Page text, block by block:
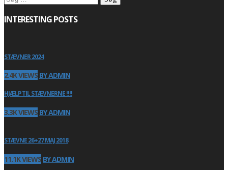
efter:
INTERESTING POSTS
STÆVNER 2024
2.4K VIEWS BY ADMIN
HJÆLP TIL STÆVNERNE !!!!
3.3K VIEWS BY ADMIN
STÆVNE 26+27 MAJ 2018
11.1K VIEWS BY ADMIN